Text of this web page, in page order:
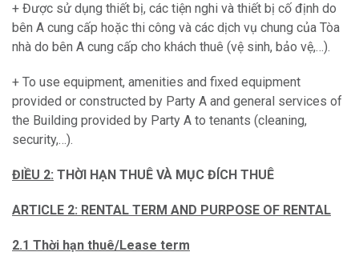
+ Được sử dụng thiết bị, các tiện nghi và thiết bị cố định do
bên A cung cấp hoặc thi công và các dịch vụ chung của Tòa
nhà do bên A cung cấp cho khách thuê (vệ sinh, bảo vệ,…).
+ To use equipment, amenities and fixed equipment
provided or constructed by Party A and general services of
the Building provided by Party A to tenants (cleaning,
security,…).
ĐIỀU 2: THỜI HẠN THUÊ VÀ MỤC ĐÍCH THUÊ
ARTICLE 2: RENTAL TERM AND PURPOSE OF RENTAL
2.1 Thời hạn thuê/Lease term